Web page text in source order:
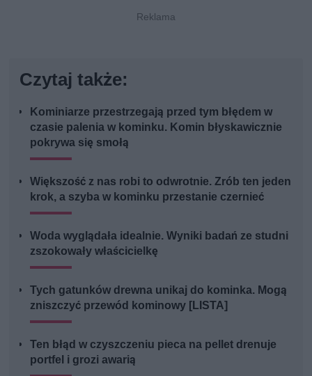
Czytaj także:
Kominiarze przestrzegają przed tym błędem w
czasie palenia w kominku. Komin błyskawicznie
pokrywa się smołą
Większość z nas robi to odwrotnie. Zrób ten jeden
krok, a szyba w kominku przestanie czernieć
Woda wyglądała idealnie. Wyniki badań ze studni
zszokowały właścicielkę
Tych gatunków drewna unikaj do kominka. Mogą
zniszczyć przewód kominowy [LISTA]
Ten błąd w czyszczeniu pieca na pellet drenuje
portfel i grozi awarią